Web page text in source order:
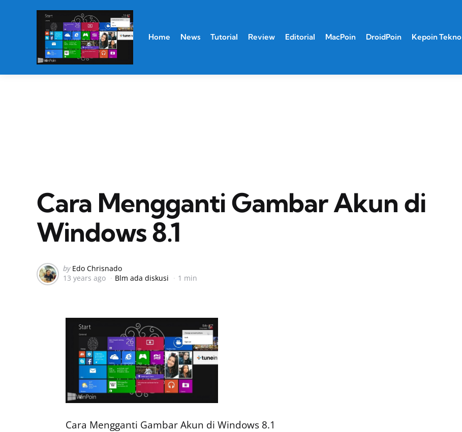
Home News Tutorial Review Editorial MacPoin DroidPoin Kepoin Tekno
Cara Mengganti Gambar Akun di
Windows 8.1
Posted
by
by Edo Chrisnado
13 years ago
Blm ada diskusi 1 min
Cara Mengganti Gambar Akun di Windows 8.1